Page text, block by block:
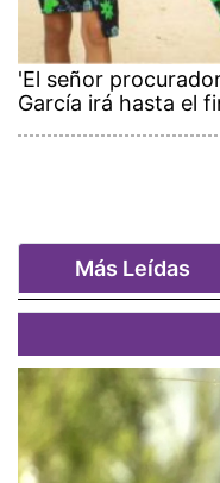
'El señor
García irá hasta el
Más Leídas